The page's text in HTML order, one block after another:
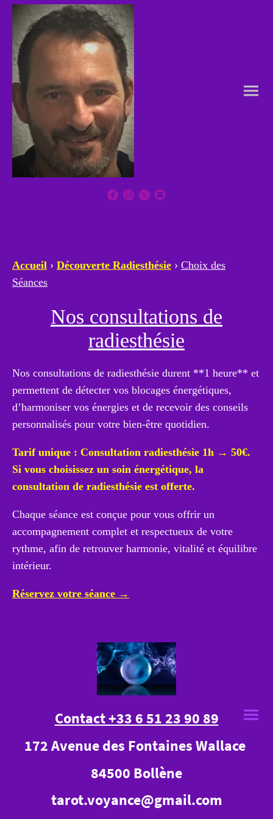
Accueil › Découverte Radiesthésie › Choix des
Séances
Nos consultations de
radiesthésie
Nos consultations de radiesthésie durent **1 heure** et
permettent de détecter vos blocages énergétiques,
d’harmoniser vos énergies et de recevoir des conseils
personnalisés pour votre bien-être quotidien.
Tarif unique : Consultation radiesthésie 1h → 50€.
Si vous choisissez un soin énergétique, la
consultation de radiesthésie est offerte.
Chaque séance est conçue pour vous offrir un
accompagnement complet et respectueux de votre
rythme, afin de retrouver harmonie, vitalité et équilibre
intérieur.
Réservez votre séance →
Contact +33 6 51 23 90 89
172 Avenue des Fontaines Wallace
84500 Bollène
tarot.voyance@gmail.com